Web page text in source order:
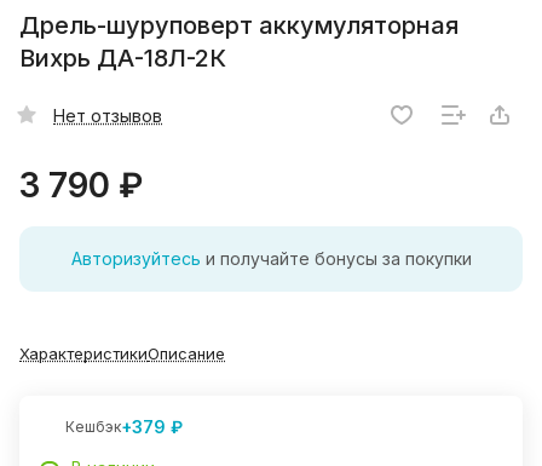
Дрель-шуруповерт аккумуляторная
Вихрь ДА-18Л-2К
Нет отзывов
3 790 ₽
Авторизуйтесь и получайте бонусы за покупки
ХарактеристикиОписание
Кешбэк+379 ₽